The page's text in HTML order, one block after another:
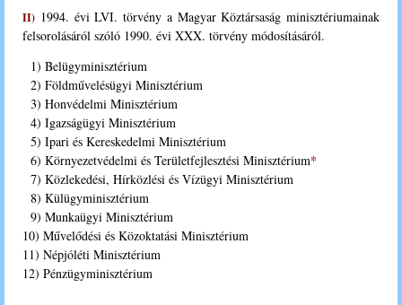
II) 1994. évi LVI. törvény a Magyar Köztársaság minisztériumainak
felsorolásáról szóló 1990. évi XXX. törvény módosításáról.
1) Belügyminisztérium
2) Földművelésügyi Minisztérium
3) Honvédelmi Minisztérium
4) Igazságügyi Minisztérium
5) Ipari és Kereskedelmi Minisztérium
6) Környezetvédelmi és Területfejlesztési Minisztérium*
7) Közlekedési, Hírközlési és Vízügyi Minisztérium
8) Külügyminisztérium
9) Munkaügyi Minisztérium
10) Művelődési és Közoktatási Minisztérium
11) Népjóléti Minisztérium
12) Pénzügyminisztérium